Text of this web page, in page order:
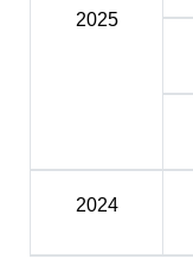
2025
2024